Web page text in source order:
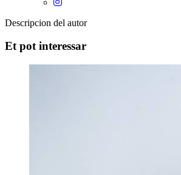
Descripcion del autor
Et pot interessar